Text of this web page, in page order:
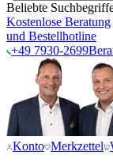
Beliebte
Kostenlose Beratung
und Bestellhotline
+49 7930-2699
Konto Merkzettel